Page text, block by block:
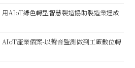
AIoT綠色轉型智慧製造協助製造業達成
產業個案-以聲音監測做到工廠數位轉